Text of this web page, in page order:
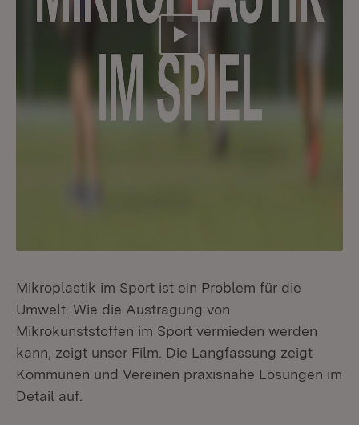
Video abspielen
Mikroplastik im Sport ist ein Problem für die
Umwelt. Wie die Austragung von
Mikrokunststoffen im Sport vermieden werden
kann, zeigt unser Film. Die Langfassung zeigt
Kommunen und Vereinen praxisnahe Lösungen im
Detail auf.